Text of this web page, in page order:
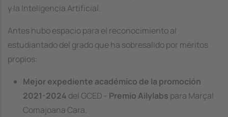
y la Inteligencia Artificial.
Antes hubo espacio para el reconocimiento al
estudiantado del grado que ha sobresalido por méritos
propios:
Mejor expediente académico de la promoción
2021-2024 del GCED - Premio Ailylabs para Marçal
Comajoana Cara.